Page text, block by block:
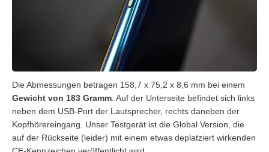
Die Abmessungen betragen 158,7 x 75,2 x 8,6 mm bei einem
Gewicht von 183 Gramm . Auf der Unterseite befindet sich links
neben dem USB-Port der Lautsprecher, rechts daneben der
Kopfhörereingang. Unser Testgerät ist die Global Version, die
auf der Rückseite (leider) mit einem etwas deplatziert wirkenden